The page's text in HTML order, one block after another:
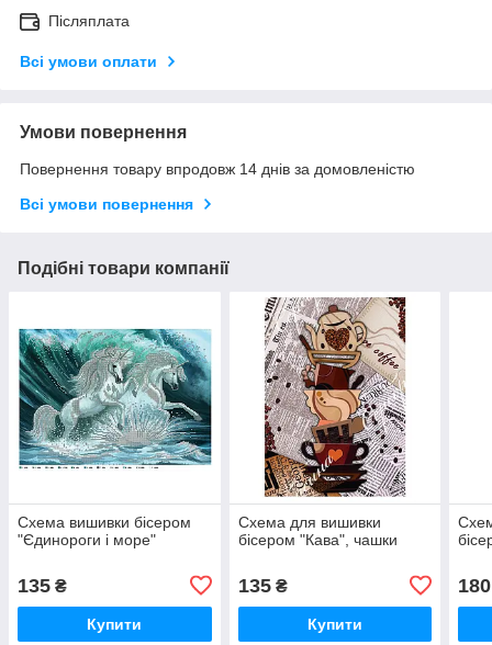
Післяплата
Всі умови оплати
Умови повернення
Повернення товару впродовж 14 днів за домовленістю
Всі умови повернення
Подібні товари компанії
Схема вишивки бісером
"Єдинороги і море"
135 ₴
Купити
Схема для вишивки
бісером "Кава", чашки
135₴
Купити
180